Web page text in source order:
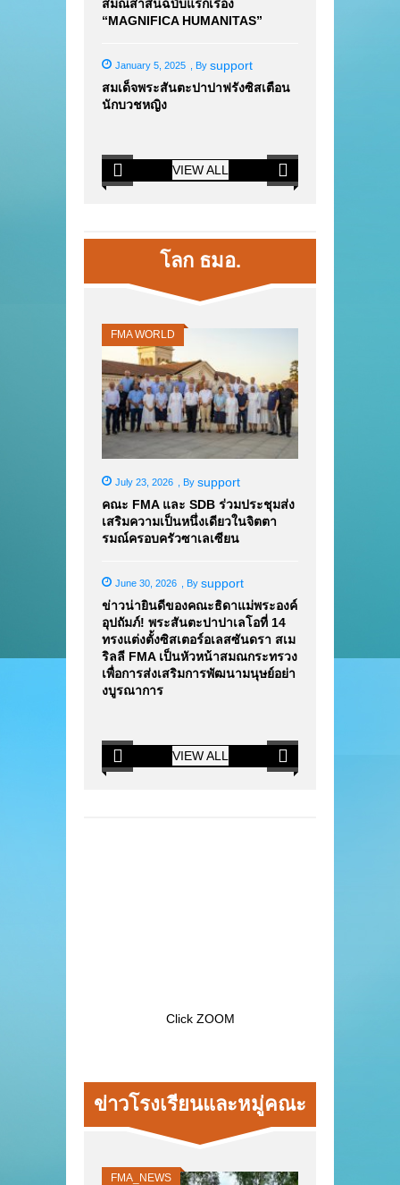
สมณสาส์นฉบับแรกเรื่อง
“MAGNIFICA HUMANITAS”
January 5, 2025 By support
สมเด็จพระสันตะปาปาฟรังซิสเตือน
นักบวชหญิง
VIEW ALL
โลก ธมอ.
FMA WORLD
July 23, 2026 By support
คณะ FMA และ SDB ร่วมประชุมส่ง
เสริมความเป็นหนึ่งเดียวในจิตตา
รมณ์ครอบครัวซาเลเซียน
June 30, 2026 By support
ข่าวน่ายินดีของคณะธิดาแม่พระองค์
อุปถัมภ์! พระสันตะปาปาเลโอที่ 14
ทรงแต่งตั้งซิสเตอร์อเลสซันดรา สเม
ริลลี FMA เป็นหัวหน้าสมณกระทรวง
เพื่อการส่งเสริมการพัฒนามนุษย์อย่า
งบูรณาการ
VIEW ALL
Click ZOOM
ข่าวโรงเรียนและหมู่คณะ
FMA_NEWS